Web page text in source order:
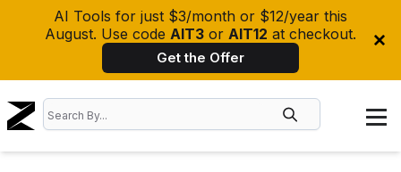
AI Tools for just $3/month or $12/year this
August. Use code AIT3 or AIT12 at checkout.
Get the Offer